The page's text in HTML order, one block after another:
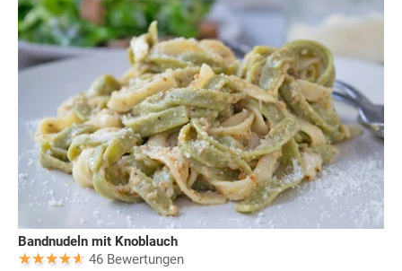
Bandnudeln mit Knoblauch
46 Bewertungen